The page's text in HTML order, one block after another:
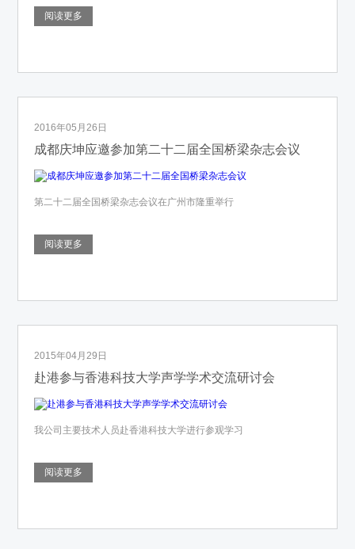
阅读更多
2016年05月26日
成都庆坤应邀参加第二十二届全国桥梁杂志会议
第二十二届全国桥梁杂志会议在广州市隆重举行
阅读更多
2015年04月29日
赴港参与香港科技大学声学学术交流研讨会
我公司主要技术人员赴香港科技大学进行参观学习
阅读更多